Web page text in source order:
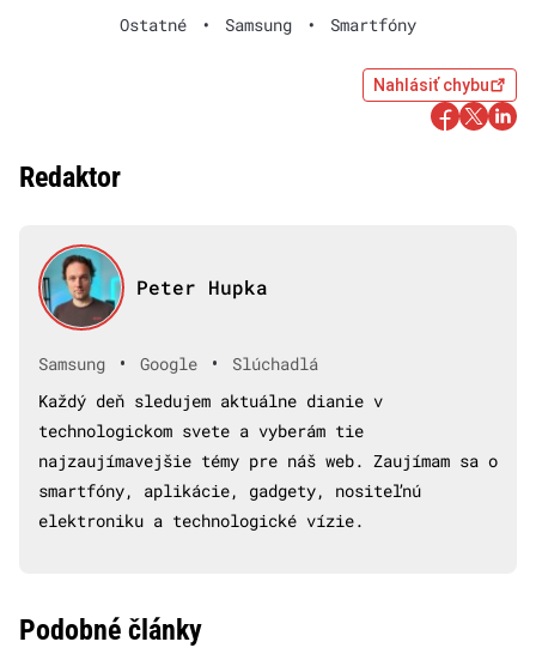
Ostatné • Samsung • Smartfóny
Nahlásiť chybu
Redaktor
Peter Hupka
Samsung • Google •
Slúchadlá
Každý deň sledujem aktuálne dianie v
technologickom svete a vyberám tie
najzaujímavejšie témy pre náš web. Zaujímam sa o
smartfóny, aplikácie, gadgety, nositeľnú
elektroniku a technologické vízie.
Podobné články